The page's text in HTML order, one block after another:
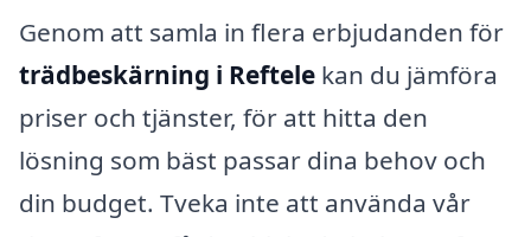
Genom att samla in flera erbjudanden för
trädbeskärning i Reftele kan du jämföra
priser och tjänster, för att hitta den
lösning som bäst passar dina behov och
din budget. Tveka inte att använda vår